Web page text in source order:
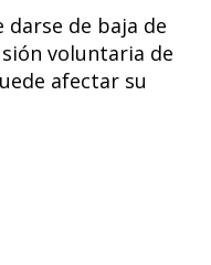
de baja de
voluntaria de
afectar su
a la
médicos avanzados con